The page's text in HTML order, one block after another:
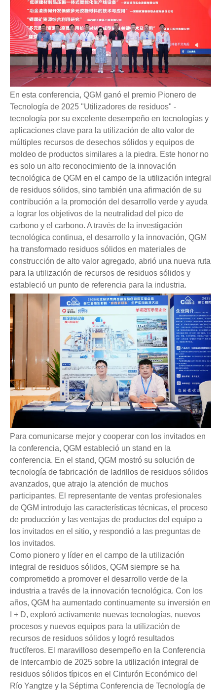
En esta conferencia, QGM ganó el premio Pionero de
Tecnología de 2025 "Utilizadores de residuos" -
tecnología por su excelente desempeño en tecnologías y
aplicaciones clave para la utilización de alto valor de
múltiples recursos de desechos sólidos y equipos de
moldeo de productos similares a la piedra. Este honor no
es solo un alto reconocimiento de la innovación
tecnológica de QGM en el campo de la utilización integral
de residuos sólidos, sino también una afirmación de su
contribución a la promoción del desarrollo verde y ayuda
a lograr los objetivos de la neutralidad del pico de
carbono y el carbono. A través de la investigación
tecnológica continua, el desarrollo y la innovación, QGM
ha transformado residuos sólidos en materiales de
construcción de alto valor agregado, abrió una nueva ruta
para la utilización de recursos de residuos sólidos y
estableció un punto de referencia para la industria.
Para comunicarse mejor y cooperar con los invitados en
la conferencia, QGM estableció un stand en la
conferencia. En el stand, QGM mostró su solución de
tecnología de fabricación de ladrillos de residuos sólidos
avanzados, que atrajo la atención de muchos
participantes. El representante de ventas profesionales
de QGM introdujo las características técnicas, el proceso
de producción y las ventajas de productos del equipo a
los invitados en el sitio, y respondió a las preguntas de
los invitados.
Como pionero y líder en el campo de la utilización
integral de residuos sólidos, QGM siempre se ha
comprometido a promover el desarrollo verde de la
industria a través de la innovación tecnológica. Con los
años, QGM ha aumentado continuamente su inversión en
I + D, exploró activamente nuevas tecnologías, nuevos
procesos y nuevos equipos para la utilización de
recursos de residuos sólidos y logró resultados
fructíferos. El maravilloso desempeño en la Conferencia
de Intercambio de 2025 sobre la utilización integral de
residuos sólidos típicos en el Cinturón Económico del
Río Yangtze y la Séptima Conferencia de Tecnología de